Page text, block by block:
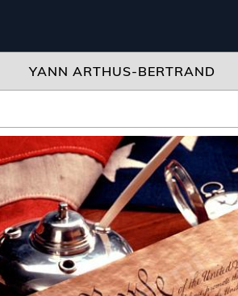
YANN ARTHUS-BERTRAND